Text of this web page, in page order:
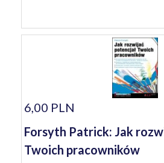
6,00 PLN
Forsyth Patrick: Jak
Twoich pracowników